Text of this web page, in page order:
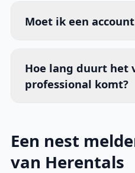
Moet ik een
Hoe lang duurt het
professional komt?
Een nest
van Herentals